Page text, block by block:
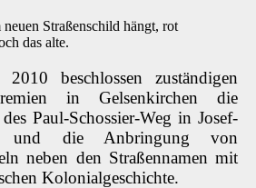
Straßenschild hängt, rot
das alte.
beschlossen zuständigen
in Gelsenkirchen die
Paul-Schossier-Weg in Josef-
und die Anbringung von
neben den Straßennamen mit
Kolonialgeschichte.